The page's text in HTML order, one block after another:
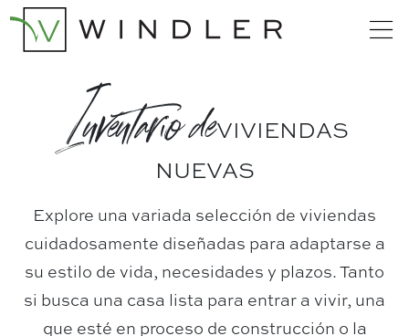
Inventario deVIVIENDAS
NUEVAS
Explore una variada selección de viviendas
cuidadosamente diseñadas para adaptarse a
su estilo de vida, necesidades y plazos. Tanto
si busca una casa lista para entrar a vivir, una
que esté en proceso de construcción o la